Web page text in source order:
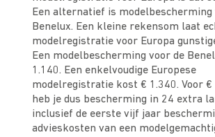
Een alternatief is modelbescherming
Benelux. Een kleine rekensom laat
modelregistratie voor Europa
Een modelbescherming voor de
1.140. Een enkelvoudige Europese
modelregistratie kost € 1.340. Voor
heb je dus bescherming in 24 extra
inclusief de eerste vijf jaar
advieskosten van een